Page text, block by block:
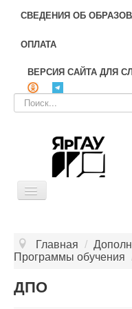
СВЕДЕНИЯ ОБ
ОПЛАТА
ВЕРСИЯ САЙТА ДЛЯ
Искать...
Toggle
ЦЕЛЕВОЕ ОБУЧЕНИЕ
Главная /
Программы обучения
ДПО